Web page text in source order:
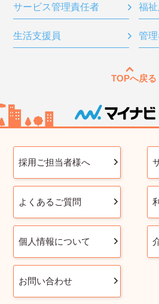
サービス管理責任者 福
生活支援員 管
TOPへ戻る
採用ご担当者様へ
よくあるご質問
個人情報について
お問い合わせ